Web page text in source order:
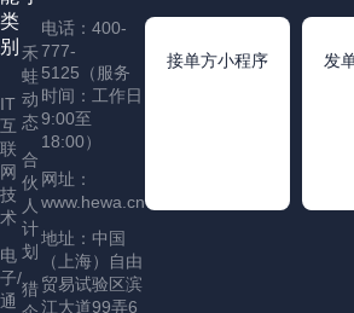
类
别
IT
互
联
网
技
术
电
子/
通
禾
蛙
动
态
合
伙
人
计
划
猎
电话：400-
777-
5125（服务
时间：工作日
9:00至
18:00）
网址：
www.hewa.cn
地址：中国
（上海）自由
贸易试验区滨
江大道99弄6
接单方小程序 发